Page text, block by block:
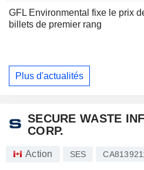
GFL Environmental fixe le prix
billets de premier rang
Plus d'actualités
SECURE WASTE
CORP.
Action SES